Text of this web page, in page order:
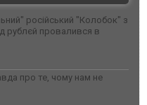
російський "Колобок" з
рублєй провалився в
про те, чому нам не